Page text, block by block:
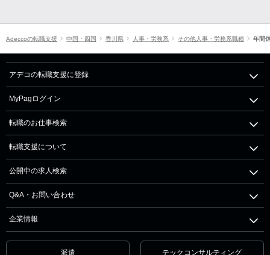
Adeccoの転職支援 中国・四国 香川県 人事・労務系 その他人事・労務系職種 年間
アデコの転職支援に登録
MyPagログイン
転職のお仕事検索
転職支援について
公開中の求人検索
Q&A・お問い合わせ
企業情報
派遣 テックコンサルティング